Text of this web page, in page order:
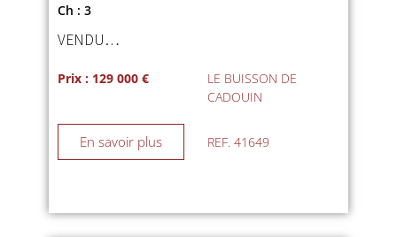
Ch : 3
VENDU…
Prix : 129 000 €
LE BUISSON DE
CADOUIN
En savoir plus REF. 41649